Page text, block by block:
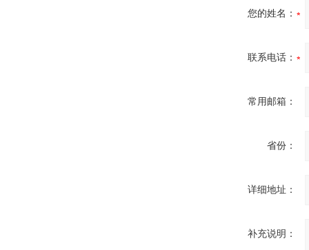
您的姓名：
联系电话：
常用邮箱：
省份：
详细地址：
补充说明：